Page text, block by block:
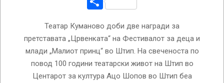
Театар Куманово доби две награди за
претставата „Црвенката“ на Фестивалот за деца и
млади „Малиот принц“ во Штип. На свеченоста по
повод 100 години театарски живот на Штип во
Центарот за култура Ацо Шопов во Штип беа